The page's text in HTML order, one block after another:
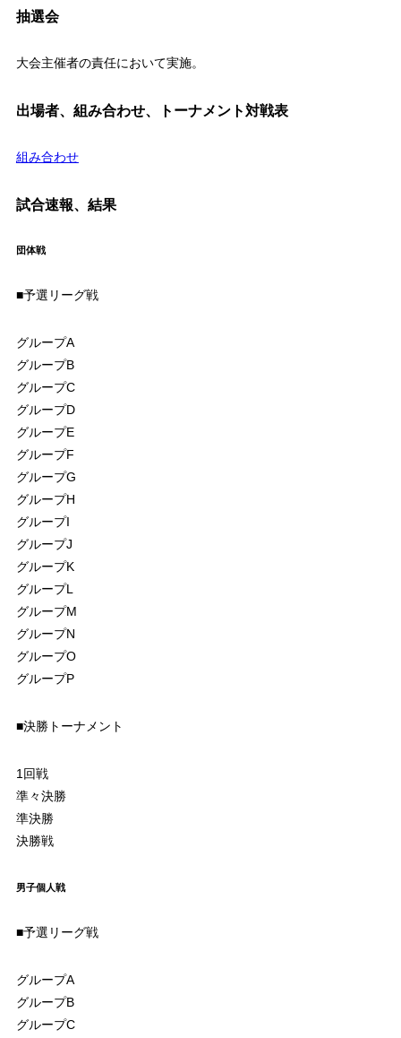
抽選会
大会主催者の責任において実施。
出場者、組み合わせ、トーナメント対戦表
組み合わせ
試合速報、結果
団体戦
■予選リーグ戦
グループA
グループB
グループC
グループD
グループE
グループF
グループG
グループH
グループI
グループJ
グループK
グループL
グループM
グループN
グループO
グループP
■決勝トーナメント
1回戦
準々決勝
準決勝
決勝戦
男子個人戦
■予選リーグ戦
グループA
グループB
グループC